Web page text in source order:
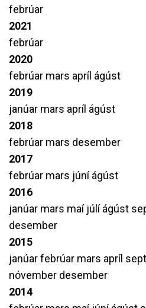
febrúar
2021
febrúar
2020
febrúar mars apríl ágúst
2019
janúar mars apríl ágúst
2018
febrúar mars desember
2017
febrúar mars júníágúst
2016
janúar mars maí júlíágúst
desember
2015
janúarfebrúar mars apríl
nóvember desember
2014